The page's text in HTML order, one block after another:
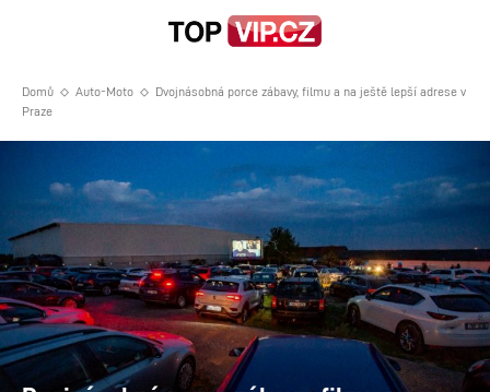
Domů Auto-Moto
Dvojnásobná porce zábavy, filmu a na ještě lepší adrese v
Praze